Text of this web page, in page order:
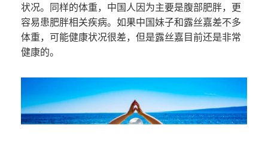
状况。同样的体重，中国人因为主要是腹部肥胖，更
容易患肥胖相关疾病。如果中国妹子和露丝嘉差不多
体重，可能健康状况很差，但是露丝嘉目前还是非常
健康的。